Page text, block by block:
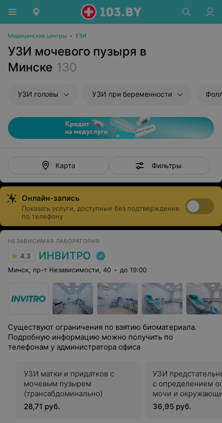
Медицинские центры • УЗИ
УЗИ мочевого пузыря в
Минске 130
УЗИ головы УЗИ при беременности
Карта Фильтры
Онлайн-запись
Показать услуги, доступные без подтверждения
по телефону
НЕЗАВИСИМАЯ ЛАБОРАТОРИЯ
4.3 ИНВИТРО
Минск, пр-т Независимости, 40 до 19:00
Существуют ограничения по взятию биоматериала.
Подробную информацию можно получить по
телефонам у администратора офиса
УЗИ матки и придатков с
мочевым пузырем
(трансабдоминально)
28,71 руб.
УЗИ
с определением
мочи и
лимфатическими
36,95 руб.